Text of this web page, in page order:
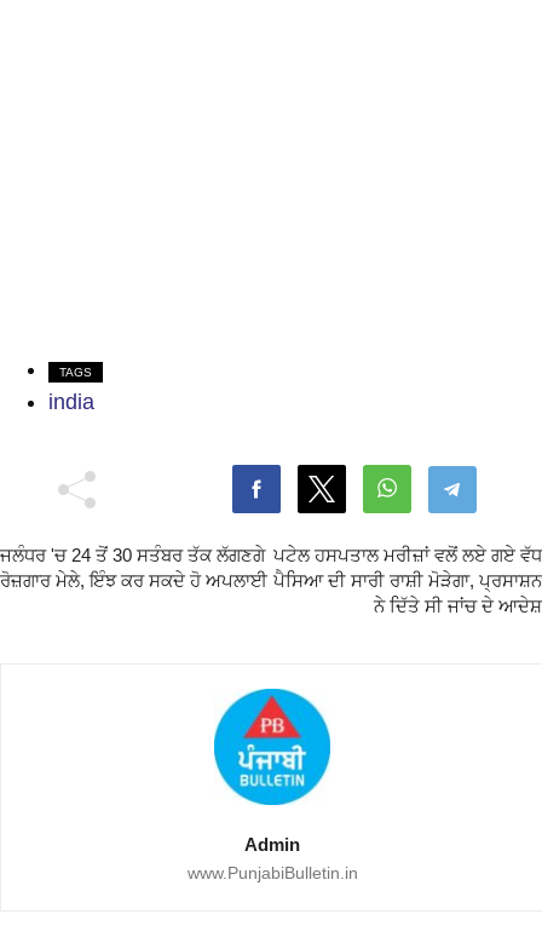
TAGS
india
ਜਲੰਧਰ 'ਚ 24 ਤੋਂ 30 ਸਤੰਬਰ ਤੱਕ ਲੱਗਣਗੇ
ਰੋਜ਼ਗਾਰ ਮੇਲੇ, ਇੰਝ ਕਰ ਸਕਦੇ ਹੋ ਅਪਲਾਈ
ਪਟੇਲ ਹਸਪਤਾਲ ਮਰੀਜ਼ਾਂ ਵਲੋਂ ਲਏ ਗਏ ਵੱਧ
ਪੈਸਿਆ ਦੀ ਸਾਰੀ ਰਾਸ਼ੀ ਮੋੜੇਗਾ, ਪ੍ਰਸਾਸ਼ਨ
ਨੇ ਦਿੱਤੇ ਸੀ ਜਾਂਚ ਦੇ ਆਦੇਸ਼
Admin
www.PunjabiBulletin.in